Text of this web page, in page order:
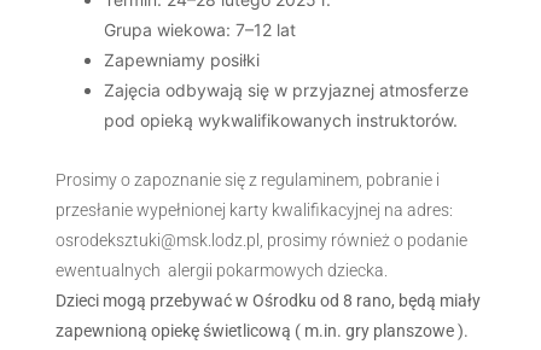
Grupa wiekowa: 7–12 lat
Zapewniamy posiłki
Zajęcia odbywają się w przyjaznej atmosferze
pod opieką wykwalifikowanych instruktorów.
Prosimy o zapoznanie się z regulaminem, pobranie i
przesłanie wypełnionej karty kwalifikacyjnej na adres:
osrodeksztuki@msk.lodz.pl, prosimy również o podanie
ewentualnych alergii pokarmowych dziecka.
Dzieci mogą przebywać w Ośrodku od 8 rano, będą miały
zapewnioną opiekę świetlicową ( m.in. gry planszowe ).